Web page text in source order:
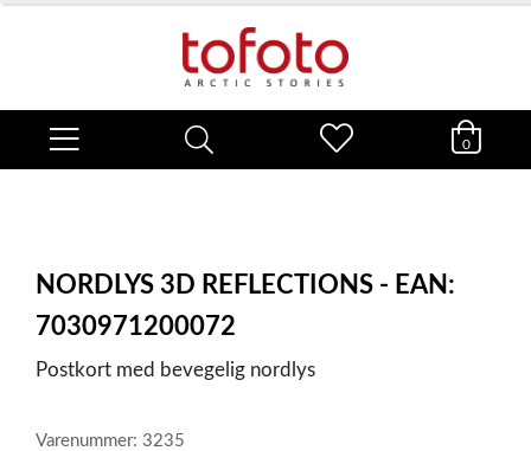
0
NORDLYS 3D REFLECTIONS - EAN:
7030971200072
Postkort med bevegelig nordlys
Varenummer: 3235